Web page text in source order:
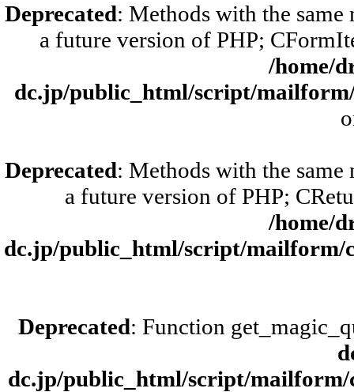
Deprecated: Methods with the
a future version of PHP;
/home/
dc.jp/public_html/script/
Deprecated: Methods with the
a future version of PHP;
/home/
dc.jp/public_html/script/
Deprecated: Function
dc.jp/public_html/script/